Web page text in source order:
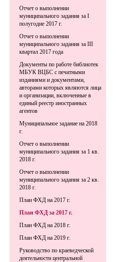
Отчет о выполнении
муниципального задания за I
полугодие 2017 г.
Отчет о выполнении
муниципального задания за III
квартал 2017 года
Документы по работе библиотек
МБУК ВЦБС с печатными
изданиями и документами,
авторами которых являются лица
и организации, включенные в
единый реестр иностранных
агентов
Муниципальное задание на 2018
г.
Отчет о выполнении
муниципального задания за 1 кв.
2018 г.
Отчет о выполнении
муниципального задания за 2 кв.
2018 г.
План ФХД на 2017 г.
План ФХД за 2017 г.
План ФХД на 2018 г.
План ФХД на 2019 г.
Руководство по краеведческой
деятельности центральной